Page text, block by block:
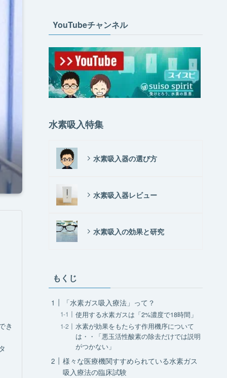
き
YouTubeチャンネル
水素吸入特集
水素吸入器の選び方
水素吸入器レビュー
水素吸入の効果と研究
もくじ
「水素ガス吸入療法」って？
使用する水素ガスは「2%濃度で18時間」
水素が効果をもたらす作用機序について
は・・「悪玉活性酸素の除去だけでは説明
がつかない」
様々な医療機関すすめられている水素ガス
吸入療法の臨床試験